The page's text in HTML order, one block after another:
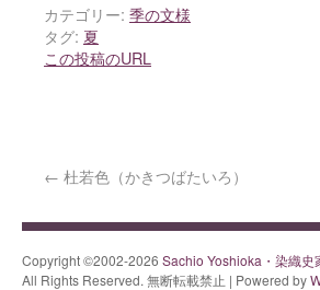
カテゴリー: 季の文様
タグ: 夏
この投稿のURL
← 杜若色（かきつばたいろ）
Copyright ©2002-2026 Sachio Yoshioka・染織史
All Rights Reserved. 無断転載禁止 | Powered by